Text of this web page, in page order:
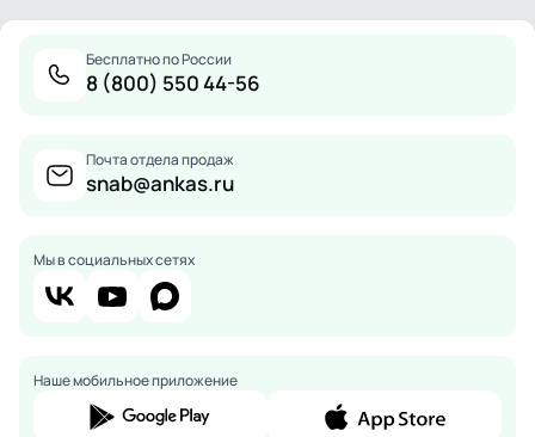
Бесплатно по России
8 (800) 550 44-56
Почта отдела продаж
snab@ankas.ru
Мы в социальных сетях
Наше мобильное приложение